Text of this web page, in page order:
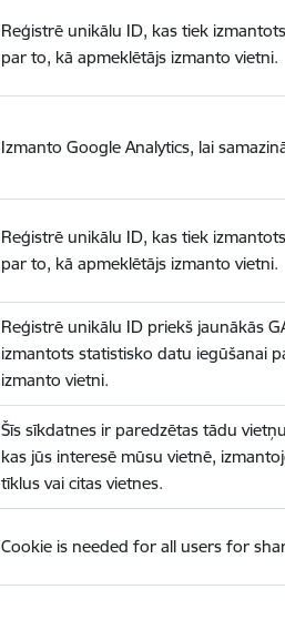
Reģistrē unikālu ID, kas tiek
par to, kā apmeklētājs izmanto vietni.
Izmanto Google Analytics, lai
Reģistrē unikālu ID, kas tiek
par to, kā apmeklētājs izmanto vietni.
Reģistrē unikālu ID priekš jaunākās
izmantots statistisko datu iegūšanai
izmanto vietni.
Šīs sīkdatnes ir paredzētas tādu
kas jūs interesē mūsu vietnē,
tīklus vai citas vietnes.
Cookie is needed for all users for